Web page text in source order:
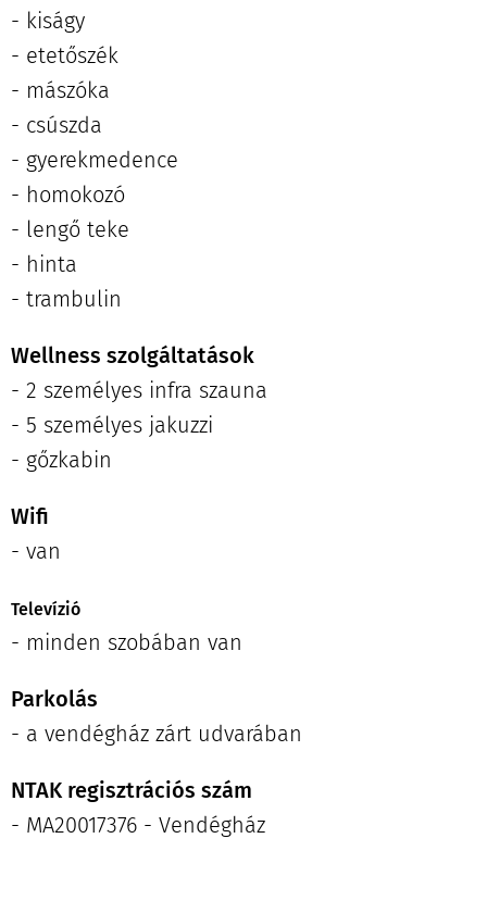
- kiságy
- etetőszék
- mászóka
- csúszda
- gyerekmedence
- homokozó
- lengő teke
- hinta
- trambulin
Wellness szolgáltatások
- 2 személyes infra szauna
- 5 személyes jakuzzi
- gőzkabin
Wifi
- van
Televízió
- minden szobában van
Parkolás
- a vendégház zárt udvarában
NTAK regisztrációs szám
- MA20017376 - Vendégház